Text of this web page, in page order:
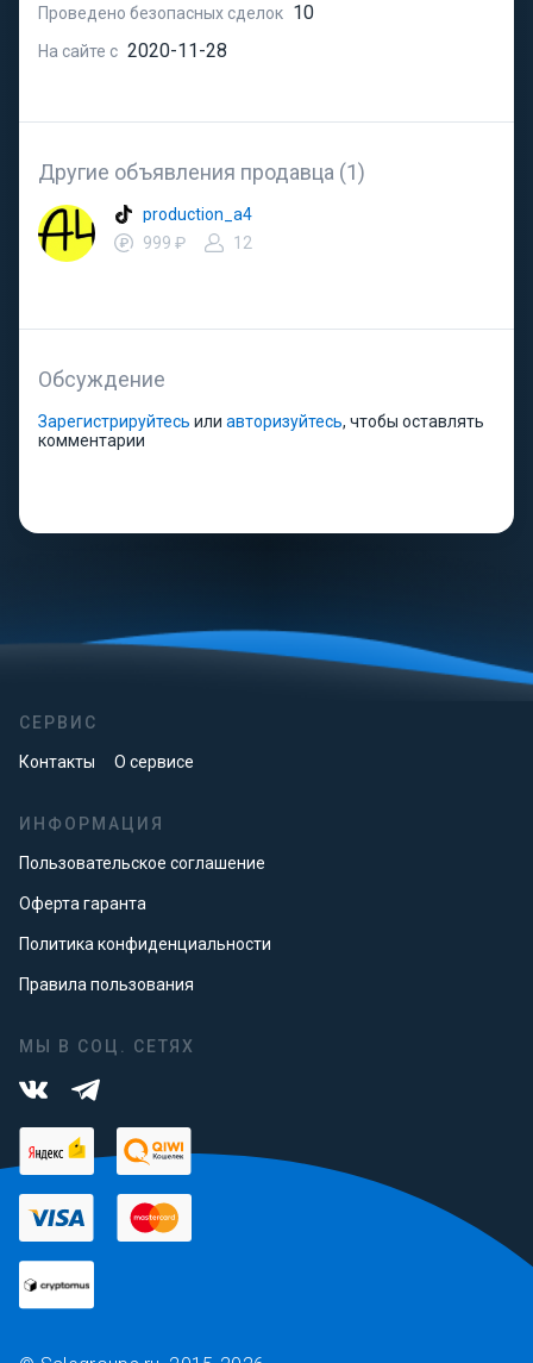
Проведено безопасных сделок 10
На сайте с 2020-11-28
Другие объявления продавца (1)
production_a4
999 ₽
12
Обсуждение
Зарегистрируйтесь или авторизуйтесь, чтобы оставлять
комментарии
СЕРВИС
Контакты О сервисе
ИНФОРМАЦИЯ
Пользовательское соглашение
Оферта гаранта
Политика конфиденциальности
Правила пользования
МЫ В СОЦ. СЕТЯХ